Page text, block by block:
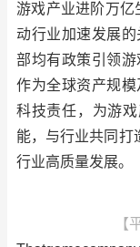
游戏产业进阶万亿
动行业加速发展
部均有政策引领
作为全球资产规
科技责任，为游
能，与行业共同打
行业高质量发展。
【